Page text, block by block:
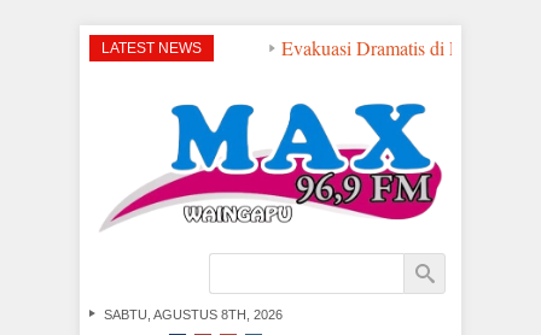
LATEST NEWS Evakuasi Dramatis di Perairan
SABTU, AGUSTUS 8TH, 2026